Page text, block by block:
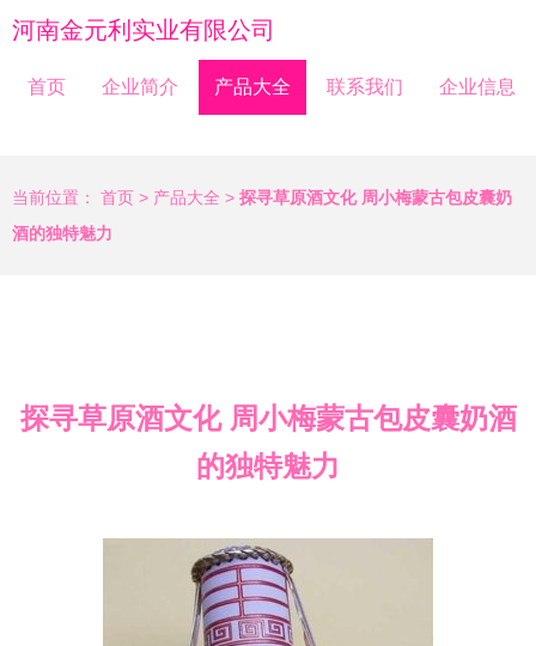
河南金元利实业有限公司
首页 企业简介 产品大全 联系我们 企业信息
当前位置： 首页 > 产品大全 > 探寻草原酒文化 周小梅蒙古包皮囊奶
酒的独特魅力
探寻草原酒文化 周小梅蒙古包皮囊奶酒
的独特魅力